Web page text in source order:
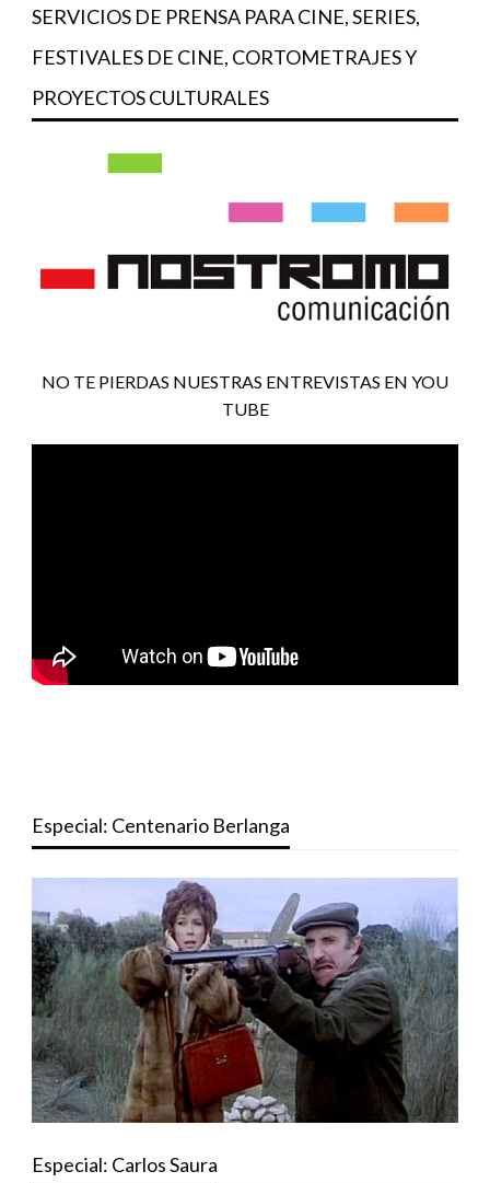
SERVICIOS DE PRENSA PARA CINE, SERIES,
FESTIVALES DE CINE, CORTOMETRAJES Y
PROYECTOS CULTURALES
NO TE PIERDAS NUESTRAS ENTREVISTAS EN YOU
TUBE
Especial: Centenario Berlanga
Especial: Carlos Saura